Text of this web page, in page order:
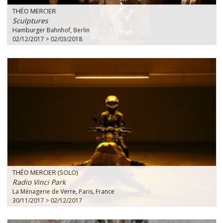
THÉO MERCIER
Sculptures
Hamburger Bahnhof, Berlin
02/12/2017 > 02/03/2018
THÉO MERCIER (SOLO)
Radio Vinci Park
La Ménagerie de Verre, Paris, France
30/11/2017 > 02/12/2017